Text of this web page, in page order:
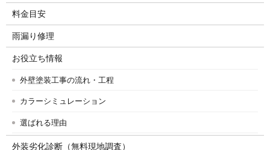
料金目安
雨漏り修理
お役立ち情報
外壁塗装工事の流れ・工程
カラーシミュレーション
選ばれる理由
外装劣化診断（無料現地調査）